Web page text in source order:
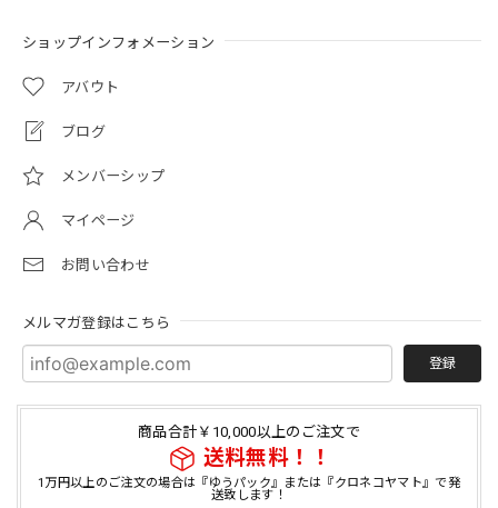
ショップインフォメーション
アバウト
ブログ
メンバーシップ
マイページ
お問い合わせ
メルマガ登録はこちら
登録
商品合計￥10,000以上のご注文で
送料無料！！
1万円以上のご注文の場合は『ゆうパック』または『クロネコヤマト』で発
送致します！